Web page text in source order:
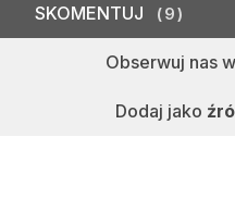
Obserwuj nas w
Dodaj jako
SKOMENTUJ 9